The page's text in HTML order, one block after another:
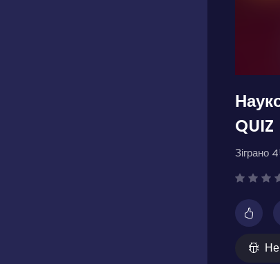
QUIZ
Зіграно